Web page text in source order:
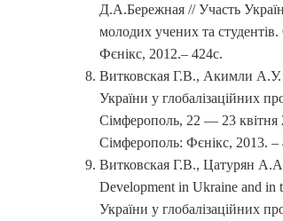
Д.А.Бережная // Участь
молодих учених та
Фєнікс, 2012.– 424с.
Витковская Г.В., Акимли А.У.
України у глобалізаційних
Сімферополь, 22 — 23
Сімферополь: Фєнікс, 2013. –
Витковская Г.В., Цатурян
Development in Ukraine and
України у глобалізаційних